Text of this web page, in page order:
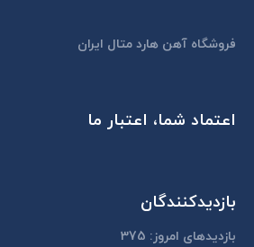
فروشگاه آهن هارد متال ایران
اعتماد شما، اعتبار ما
بازدیدکنندگان
بازدیدهای امروز: 375